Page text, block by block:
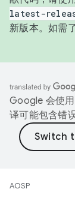
latest-
新版本。如需
Google 会使
译可能包含错误
AOSP